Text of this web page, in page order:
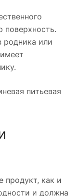
поверхность.
родника или
питьевая
продукт, как и
и должна